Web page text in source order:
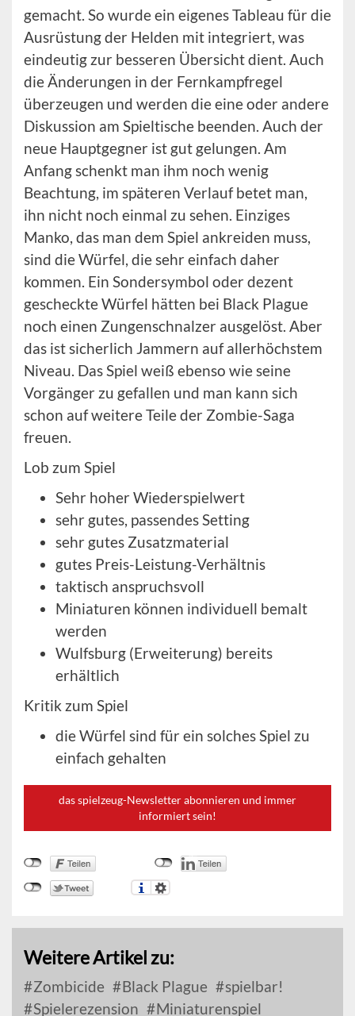
gemacht. So wurde ein eigenes Tableau für die
Ausrüstung der Helden mit integriert, was
eindeutig zur besseren Übersicht dient. Auch
die Änderungen in der Fernkampfregel
überzeugen und werden die eine oder andere
Diskussion am Spieltische beenden. Auch der
neue Hauptgegner ist gut gelungen. Am
Anfang schenkt man ihm noch wenig
Beachtung, im späteren Verlauf betet man,
ihn nicht noch einmal zu sehen. Einziges
Manko, das man dem Spiel ankreiden muss,
sind die Würfel, die sehr einfach daher
kommen. Ein Sondersymbol oder dezent
gescheckte Würfel hätten bei Black Plague
noch einen Zungenschnalzer ausgelöst. Aber
das ist sicherlich Jammern auf allerhöchstem
Niveau. Das Spiel weiß ebenso wie seine
Vorgänger zu gefallen und man kann sich
schon auf weitere Teile der Zombie-Saga
freuen.
Lob zum Spiel
Sehr hoher Wiederspielwert
sehr gutes, passendes Setting
sehr gutes Zusatzmaterial
gutes Preis-Leistung-Verhältnis
taktisch anspruchsvoll
Miniaturen können individuell bemalt
werden
Wulfsburg (Erweiterung) bereits
erhältlich
Kritik zum Spiel
die Würfel sind für ein solches Spiel zu
einfach gehalten
das spielzeug-Newsletter abonnieren und immer
informiert sein!
Weitere Artikel zu:
Zombicide Black Plague
spielbar!
Spielerezension
Miniaturenspiel